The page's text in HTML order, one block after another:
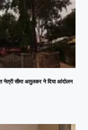
नेत्री सीमा अतुलकर ने दिया आंदोलन